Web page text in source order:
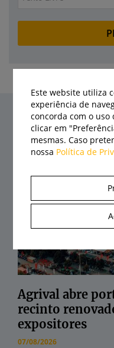
Últimas
Agrival abre
recinto
expositores
07/08/2026
Este website utiliza
experiência de
concorda com o uso
clicar em
mesmas. Caso
nossa Política de